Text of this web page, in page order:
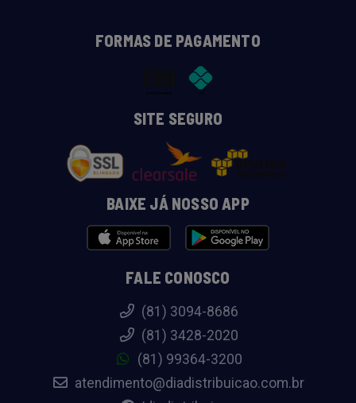
FORMAS DE PAGAMENTO
SITE SEGURO
BAIXE JÁ NOSSO APP
FALE CONOSCO
(81) 3094-8686
(81) 3428-2020
(81) 99364-3200
atendimento@diadistribuicao.com.br